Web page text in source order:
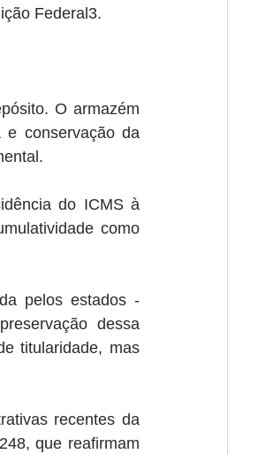
Federal3.
O armazém
e conservação da
do ICMS à
como
pelos estados -
dessa
titularidade, mas
recentes da
que reafirmam